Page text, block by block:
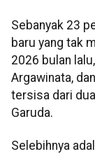
Sebanyak 23
baru yang tak
2026 bulan
Argawinata,
tersisa dari
Garuda.
Selebihnya